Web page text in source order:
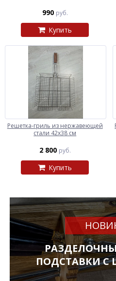
990 руб.
Купить
Решетка-гриль из нержавеющей
стали 42х38 см
2 800 руб.
Купить
ПОДСТАВКИ